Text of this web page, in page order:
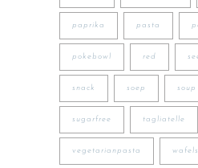
paprika pasta
pokebowl red
snack soep soup
sugarfree tagliatelle
vegetarianpasta wafels